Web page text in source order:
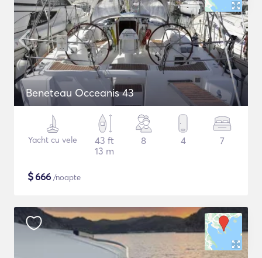
Beneteau Occeanis 43
Yacht cu vele
43 ft
13 m
8 4 7
$666 /noapte